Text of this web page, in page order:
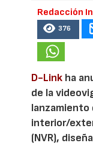
Redacción
376
D-Link ha
de la
lanzamiento
interior/
(NVR),